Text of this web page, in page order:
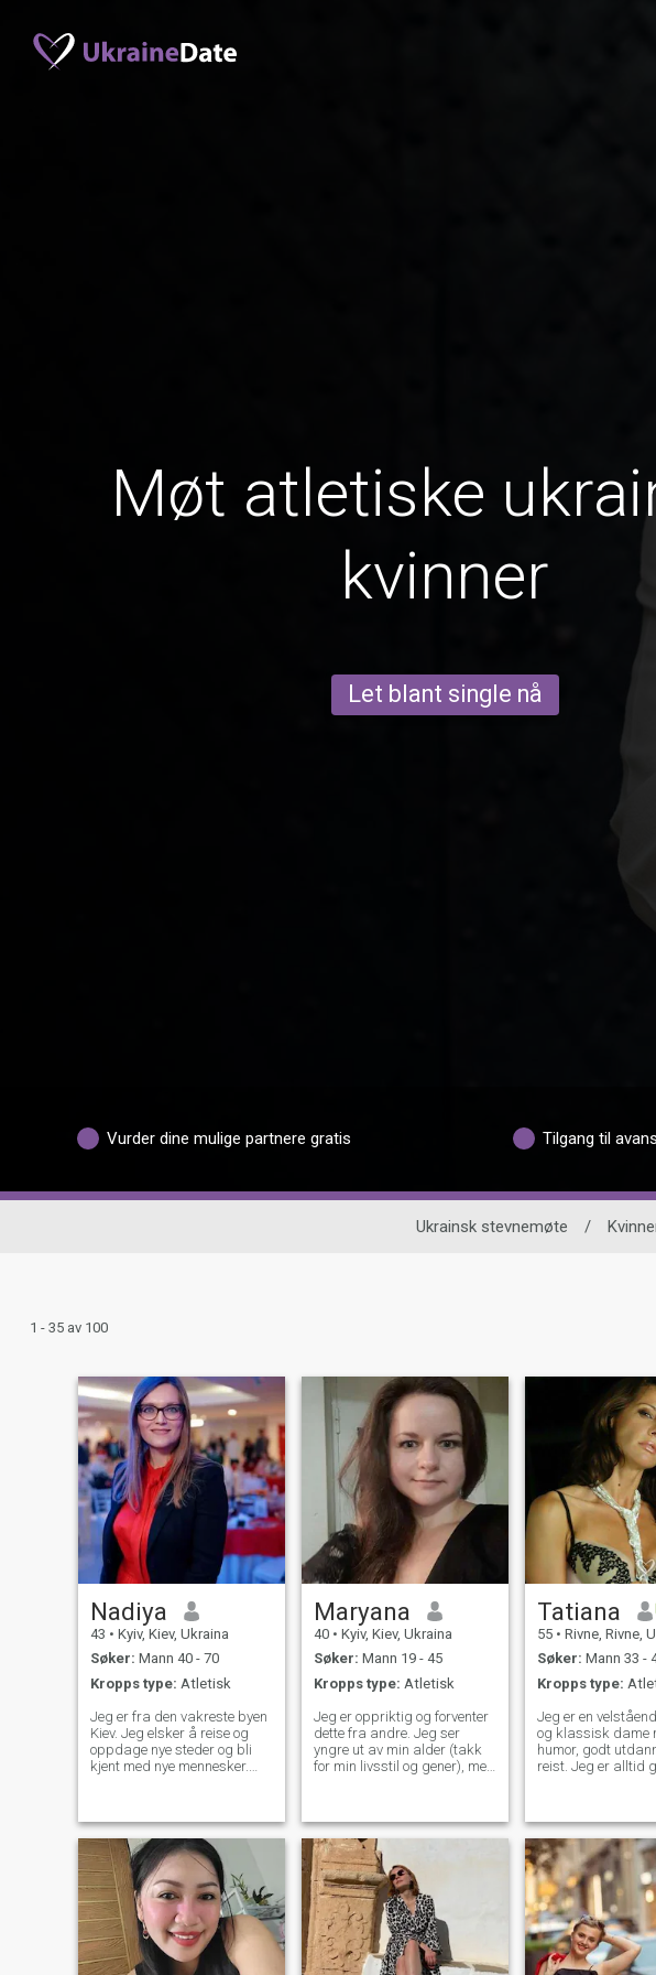
Møt atletiske
kvinner
Let blant single nå
Vurder dine mulige partnere gratis Tilgang til
Ukrainsk stevnemøte /
1 - 35 av 100
Nadiya
43 • Kyiv, Kiev, Ukraina
Søker: Mann 40 - 70
Kropps type: Atletisk
Jeg er fra den vakreste byen
Kiev. Jeg elsker å reise og
oppdage nye steder og bli
kjent med nye mennesker.
går jeg ut med vennene mine,
sightseeing, rusler i parken,
shopping osv. Jeg er en
gourmet og har tid til å lage
mat. Jeg elsker arbeidet
mitt. UPD: Etter en liten stund
av å være på denne
nettsiden er jeg fengslet for å
kommunisere med så mange
Maryana
40 • Kyiv, Kiev, Ukraina
Søker: Mann 19 - 45
Kropps type: Atletisk
Jeg er oppriktig og forventer
dette fra andre. Jeg ser
yngre ut av min alder (takk
for min livsstil og gener), men
arbeidssfære. Jeg klarte få
prosjekter samtidig. Jeg
gjorde mye og har et godt
rykte. Jeg føler meg bra i
rolig atmosfære. Jeg
respekterer og er glad for
målbevisste mennesker. Jeg
var ikke gift, og har fortsatt
ikke mine egne barn, men jeg
Tatiana
55 • Rivne, Rivne,
Søker: Mann 33 -
Kropps type:
Jeg er en
og klassisk dame
humor, godt
reist. Jeg er alltid
Elsker sport. Jeg
smart, opinionert,
lidenskapelig og